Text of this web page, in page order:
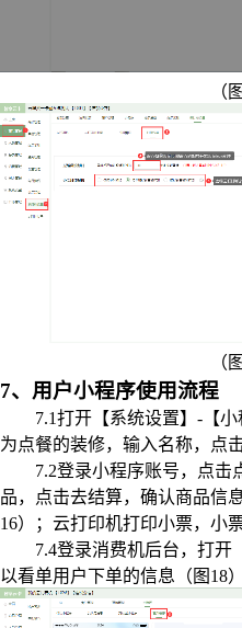
（
（
7、用户小程序使用流程
7.1打开【系统设置】-【
为点餐的装修，输入名称，点
7.2登录小程序账号，点击
品，点击去结算，确认商品信
16）；云打印机打印小票，小
7.4登录消费机后台，打开
以看单用户下单的信息（图18）